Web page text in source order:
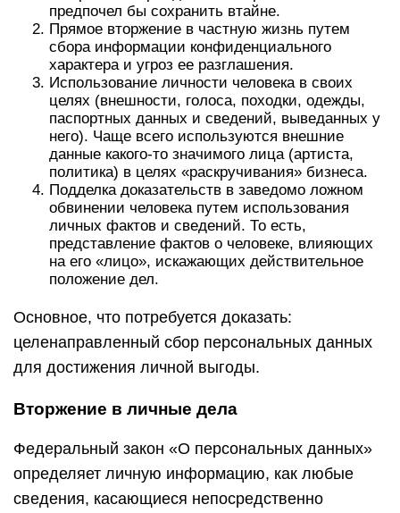
предпочел бы сохранить втайне.
Прямое вторжение в частную жизнь путем
сбора информации конфиденциального
характера и угроз ее разглашения.
Использование личности человека в своих
целях (внешности, голоса, походки, одежды,
паспортных данных и сведений, выведанных у
него). Чаще всего используются внешние
данные какого-то значимого лица (артиста,
политика) в целях «раскручивания» бизнеса.
Подделка доказательств в заведомо ложном
обвинении человека путем использования
личных фактов и сведений. То есть,
представление фактов о человеке, влияющих
на его «лицо», искажающих действительное
положение дел.
Основное, что потребуется доказать:
целенаправленный сбор персональных данных
для достижения личной выгоды.
Вторжение в личные дела
Федеральный закон «О персональных данных»
определяет личную информацию, как любые
сведения, касающиеся непосредственно